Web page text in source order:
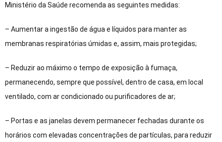
Ministério da Saúde recomenda as seguintes medidas:
– Aumentar a ingestão de água e líquidos para manter as
membranas respiratórias úmidas e, assim, mais protegidas;
– Reduzir ao máximo o tempo de exposição à fumaça,
permanecendo, sempre que possível, dentro de casa, em local
ventilado, com ar condicionado ou purificadores de ar;
– Portas e as janelas devem permanecer fechadas durante os
horários com elevadas concentrações de partículas, para reduzir